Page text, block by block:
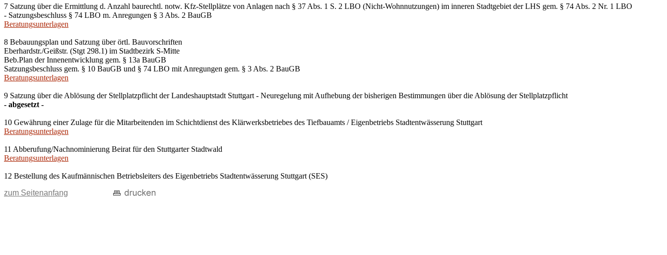
7 Satzung über die Ermittlung d. Anzahl baurechtl. notw. Kfz-Stellplätze von Anlagen nach § 37 Abs. 1 S. 2 LBO (Nicht-Wohnnutzungen) im inneren Stadtgebiet der LHS gem. § 74 Abs. 2 Nr. 1 LBO
- Satzungsbeschluss § 74 LBO m. Anregungen § 3 Abs. 2 BauGB
Beratungsunterlagen
8 Bebauungsplan und Satzung über örtl. Bauvorschriften
Eberhardstr./Geißstr. (Stgt 298.1) im Stadtbezirk S-Mitte
Beb.Plan der Innenentwicklung gem. § 13a BauGB
Satzungsbeschluss gem. § 10 BauGB und § 74 LBO mit Anregungen gem. § 3 Abs. 2 BauGB
Beratungsunterlagen
9 Satzung über die Ablösung der Stellplatzpflicht der Landeshauptstadt Stuttgart - Neuregelung mit Aufhebung der bisherigen Bestimmungen über die Ablösung der Stellplatzpflicht
- abgesetzt -
10 Gewährung einer Zulage für die Mitarbeitenden im Schichtdienst des Klärwerksbetriebes des Tiefbauamts / Eigenbetriebs Stadtentwässerung Stuttgart
Beratungsunterlagen
11 Abberufung/Nachnominierung Beirat für den Stuttgarter Stadtwald
Beratungsunterlagen
12 Bestellung des Kaufmännischen Betriebsleiters des Eigenbetriebs Stadtentwässerung Stuttgart (SES)
zum Seitenanfang